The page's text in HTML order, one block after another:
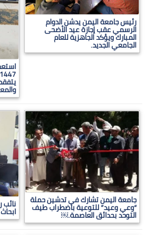
رئيس جامعة اليمن يدشن الدوام
الرسمي عقب إجازة عيد الأضحى
المبارك ويؤكد الجاهزية للعام
الجامعي الجديد.
جامعة اليمن تشارك في تدشين حملة
“وعي وعيد” للتوعية باضطراب طيف
التوحد بحدائق العاصمة.￼